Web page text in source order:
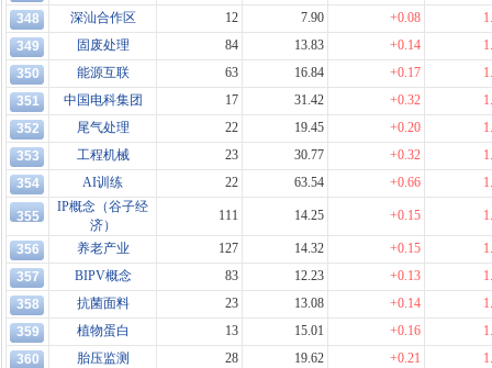
348
深汕合作区 12 7.90 +0.08
349
固废处理 84 13.83 +0.14
350
能源互联 63 16.84 +0.17
351
中国电科集团 17 31.42 +0.32
352
尾气处理 22 19.45 +0.20
353
工程机械 23 30.77 +0.32
354
AI训练 22 63.54 +0.66
355
IP概念（谷子经
济）
111 14.25 +0.15
356 养老产业 127 14.32 +0.15
357
BIPV概念 83 12.23 +0.13
358
抗菌面料 23 13.08 +0.14
359
植物蛋白 13 15.01 +0.16
360
胎压监测 28 19.62 +0.21